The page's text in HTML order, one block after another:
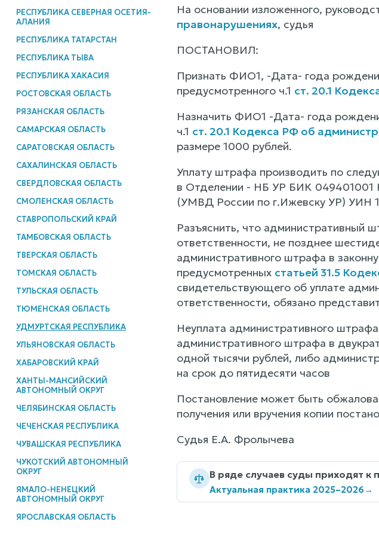
РЕСПУБЛИКА СЕВЕРНАЯ ОСЕТИЯ-
АЛАНИЯ
РЕСПУБЛИКА ТАТАРСТАН
РЕСПУБЛИКА ТЫВА
РЕСПУБЛИКА ХАКАСИЯ
РОСТОВСКАЯ ОБЛАСТЬ
РЯЗАНСКАЯ ОБЛАСТЬ
САМАРСКАЯ ОБЛАСТЬ
САРАТОВСКАЯ ОБЛАСТЬ
САХАЛИНСКАЯ ОБЛАСТЬ
СВЕРДЛОВСКАЯ ОБЛАСТЬ
СМОЛЕНСКАЯ ОБЛАСТЬ
СТАВРОПОЛЬСКИЙ КРАЙ
ТАМБОВСКАЯ ОБЛАСТЬ
ТВЕРСКАЯ ОБЛАСТЬ
ТОМСКАЯ ОБЛАСТЬ
ТУЛЬСКАЯ ОБЛАСТЬ
ТЮМЕНСКАЯ ОБЛАСТЬ
УДМУРТСКАЯ РЕСПУБЛИКА
УЛЬЯНОВСКАЯ ОБЛАСТЬ
ХАБАРОВСКИЙ КРАЙ
ХАНТЫ-МАНСИЙСКИЙ
АВТОНОМНЫЙ ОКРУГ
ЧЕЛЯБИНСКАЯ ОБЛАСТЬ
ЧЕЧЕНСКАЯ РЕСПУБЛИКА
ЧУВАШСКАЯ РЕСПУБЛИКА
ЧУКОТСКИЙ АВТОНОМНЫЙ
ОКРУГ
ЯМАЛО-НЕНЕЦКИЙ
АВТОНОМНЫЙ ОКРУГ
ЯРОСЛАВСКАЯ ОБЛАСТЬ
На основании изложенного,
правонарушениях, судья
ПОСТАНОВИЛ:
Признать ФИО1, -Дата- года
предусмотренного ч.1 ст. 20.1
Назначить ФИО1 -Дата- года
ч.1 ст. 20.1 Кодекса РФ об
размере 1000 рублей.
Уплату штрафа производить по
в Отделении - НБ УР БИК 049401001
(УМВД России по г.Ижевску УР) УИН
Разъяснить, что административный
ответственности, не позднее
административного штрафа в
предусмотренных статьей 31.5
свидетельствующего об уплате
ответственности, обязано
Неуплата административного
административного штрафа в
одной тысячи рублей, либо
на срок до пятидесяти часов
Постановление может быть
получения или вручения копии
Судья Е.А. Фролычева
В ряде случаев суды приходят
Актуальная практика 2025–2026→